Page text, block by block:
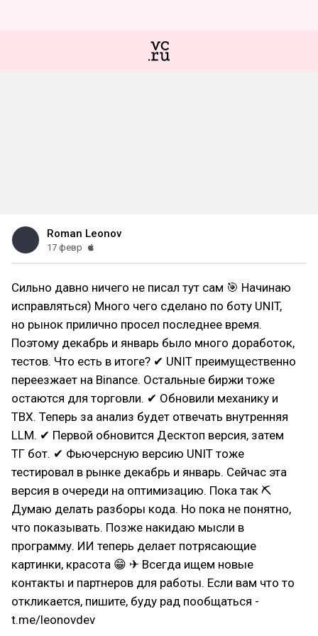
Roman Leonov
17 февр
Сильно давно ничего не писал тут сам 🎯 Начинаю
исправляться) Много чего сделано по боту UNIT,
но рынок прилично просел последнее время.
Поэтому декабрь и январь было много доработок,
тестов. Что есть в итоге? ✔ UNIT преимущественно
переезжает на Binance. Остальные биржи тоже
остаются для торговли. ✔ Обновили механику и
ТВХ. Теперь за анализ будет отвечать внутренняя
LLM. ✔ Первой обновится Десктоп версия, затем
ТГ бот. ✔ Фьючерсную версию UNIT тоже
тестировал в рынке декабрь и январь. Сейчас эта
версия в очереди на оптимизацию. Пока так ⛏
Думаю делать разборы кода. Но пока не понятно,
что показывать. Позже накидаю мысли в
программу. ИИ теперь делает потрясающие
картинки, красота 😁 ✈ Всегда ищем новые
контакты и партнеров для работы. Если вам что то
откликается, пишите, буду рад пообщаться -
t.me/leonovdev